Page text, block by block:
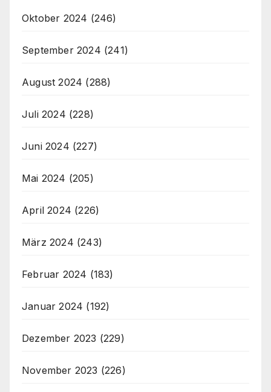
Oktober 2024 (246)
September 2024 (241)
August 2024 (288)
Juli 2024 (228)
Juni 2024 (227)
Mai 2024 (205)
April 2024 (226)
März 2024 (243)
Februar 2024 (183)
Januar 2024 (192)
Dezember 2023 (229)
November 2023 (226)